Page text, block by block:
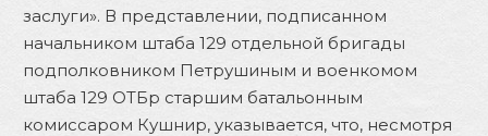
заслуги». В представлении, подписанном
начальником штаба 129 отдельной бригады
подполковником Петрушиным и военкомом
штаба 129 ОТБр старшим батальонным
комиссаром Кушнир, указывается, что, несмотря